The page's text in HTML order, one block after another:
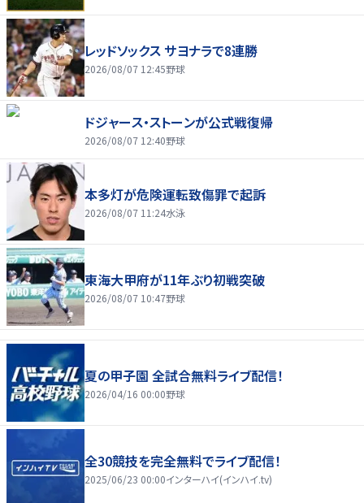
レッドソックス サヨナラで8連勝
2026/08/07 12:45野球
ドジャース・ストーンが公式戦復帰
2026/08/07 12:40野球
本多灯が危険運転致傷罪で起訴
2026/08/07 11:24水泳
東海大甲府が11年ぶり初戦突破
2026/08/07 10:47野球
夏の甲子園 全試合無料ライブ配信！
2026/04/16 00:00野球
全30競技を完全無料でライブ配信！
2025/06/23 00:00インターハイ(インハイ.tv)